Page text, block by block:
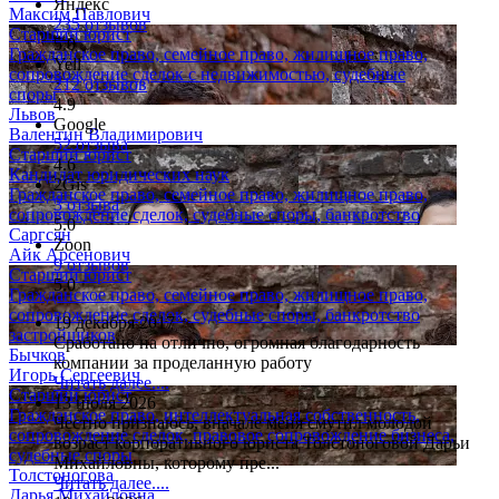
Максим Павлович
Старший юрист
Гражданское право, семейное право, жилищное право,
сопровождение сделок с недвижимостью, судебные
споры
Львов
Валентин Владимирович
Старший юрист
Кандидат юридических наук
Гражданское право, семейное право, жилищное право,
сопровождение сделок, судебные споры, банкротство
Саргсян
Айк Арсенович
Старший юрист
Гражданское право, семейное право, жилищное право,
сопровождение сделок, судебные споры, банкротство
застройщиков
Бычков
Игорь Сергеевич
Старший юрист
Гражданское право, интеллектуальная собственность,
сопровождение сделок, правовое сопровождение бизнеса,
судебные споры
Толстоногова
Яндекс
235 отзывов
5.0
Yell
212 отзывов
4.9
Google
52 отзыва
4.6
2Gis
3 отзыва
5.0
Zoon
9 отзывов
5.0
19 декабря 2017
Сработано на отлично, огромная благодарность
компании за проделанную работу
Читать далее....
13 июля 2026
Честно признаюсь, вначале меня смутил молодой
возраст корпоративного юриста Толстоноговой Дарьи
Михайловны, которому пре...
Читать далее....